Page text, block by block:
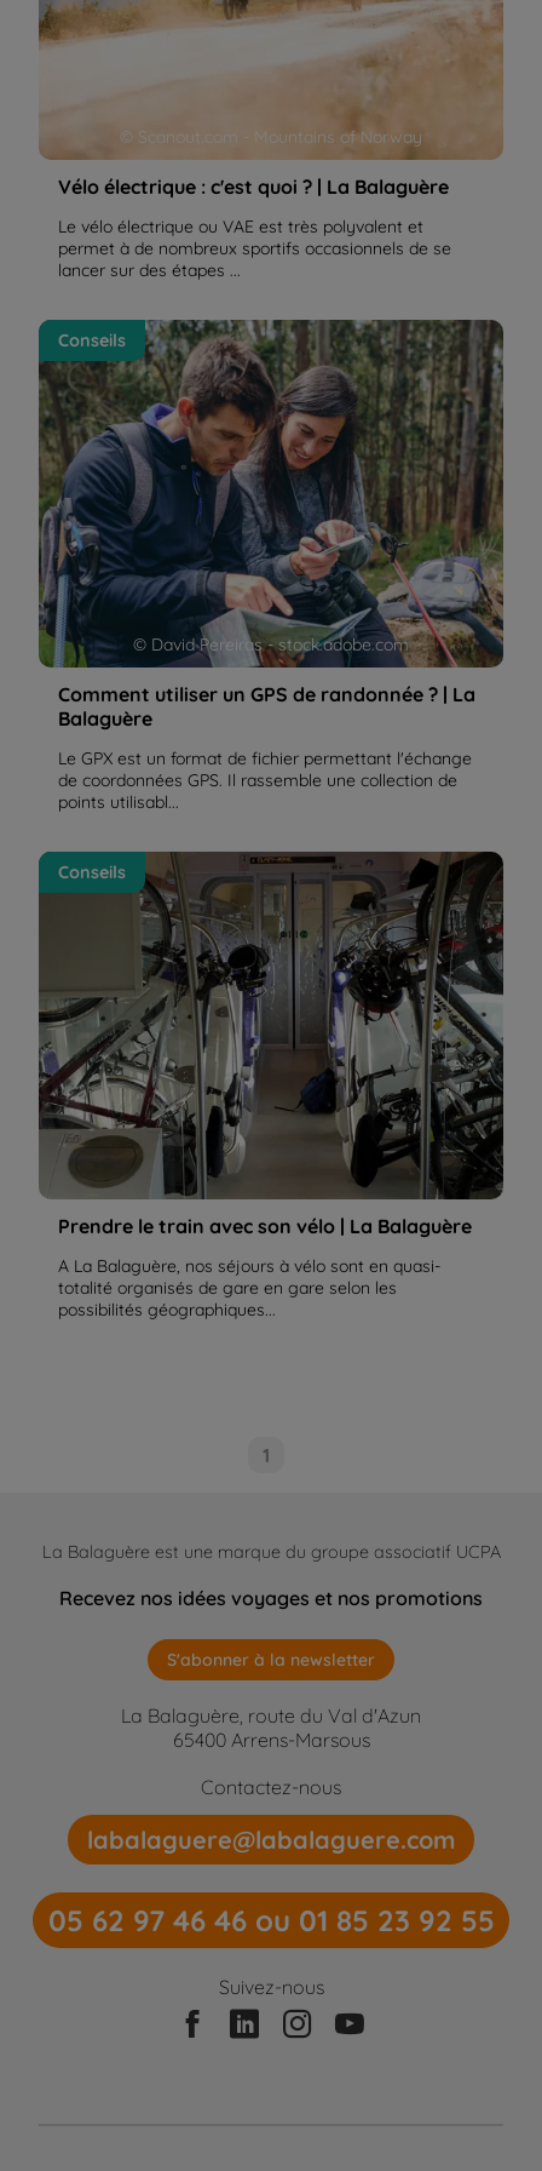
© Scanout.com - Mountains of Norway
Vélo électrique : c'est quoi ? | La Balaguère
Le vélo électrique ou VAE est très polyvalent et
permet à de nombreux sportifs occasionnels de se
lancer sur des étapes ...
Comment utiliser un GPS de randonnée ? | La
Balaguère
© David Pereiras - stock.adobe.com
Conseils
Comment utiliser un GPS de randonnée ? | La
Balaguère
Le GPX est un format de fichier permettant l'échange
de coordonnées GPS. Il rassemble une collection de
points utilisabl...
Prendre le train avec son vélo | La Balaguère
Conseils
Prendre le train avec son vélo | La Balaguère
A La Balaguère, nos séjours à vélo sont en quasi-
totalité organisés de gare en gare selon les
possibilités géographiques...
1
La Balaguère est une marque du groupe associatif UCPA
Recevez nos idées voyages et nos promotions
S'abonner à la newsletter
La Balaguère, route du Val d'Azun
65400 Arrens-Marsous
Contactez-nous
labalaguere@labalaguere.com
05 62 97 46 46 ou 01 85 23 92 55
Suivez-nous